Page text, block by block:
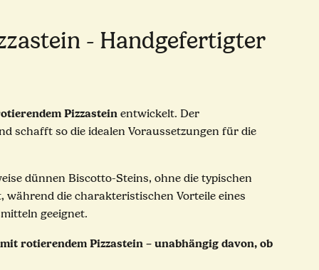
- Handgefertigter
Pizzastein entwickelt. Der
schafft so die idealen Voraussetzungen für die
dünnen Biscotto-Steins, ohne die typischen
die charakteristischen Vorteile eines
geeignet.
rotierendem Pizzastein – unabhängig davon, ob